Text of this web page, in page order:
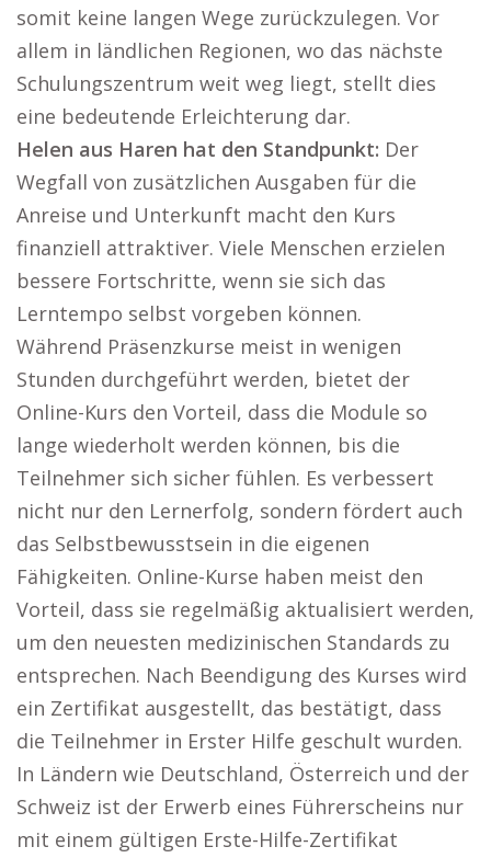
somit keine langen Wege zurückzulegen. Vor
allem in ländlichen Regionen, wo das nächste
Schulungszentrum weit weg liegt, stellt dies
eine bedeutende Erleichterung dar.
Helen aus Haren hat den Standpunkt: Der
Wegfall von zusätzlichen Ausgaben für die
Anreise und Unterkunft macht den Kurs
finanziell attraktiver. Viele Menschen erzielen
bessere Fortschritte, wenn sie sich das
Lerntempo selbst vorgeben können.
Während Präsenzkurse meist in wenigen
Stunden durchgeführt werden, bietet der
Online-Kurs den Vorteil, dass die Module so
lange wiederholt werden können, bis die
Teilnehmer sich sicher fühlen. Es verbessert
nicht nur den Lernerfolg, sondern fördert auch
das Selbstbewusstsein in die eigenen
Fähigkeiten. Online-Kurse haben meist den
Vorteil, dass sie regelmäßig aktualisiert werden,
um den neuesten medizinischen Standards zu
entsprechen. Nach Beendigung des Kurses wird
ein Zertifikat ausgestellt, das bestätigt, dass
die Teilnehmer in Erster Hilfe geschult wurden.
In Ländern wie Deutschland, Österreich und der
Schweiz ist der Erwerb eines Führerscheins nur
mit einem gültigen Erste-Hilfe-Zertifikat